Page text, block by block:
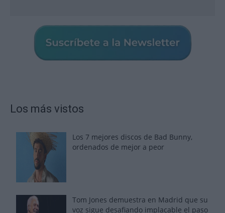
Los más vistos
Los 7 mejores discos de Bad Bunny,
ordenados de mejor a peor
Tom Jones demuestra en Madrid que su
voz sigue desafiando implacable el paso